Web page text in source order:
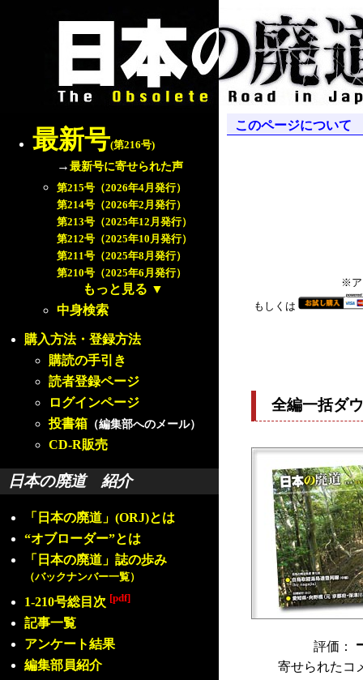
最新号(第216号)
→最新号に寄せられた声
第215号（2026年4月発行）
第214号（2026年2月発行）
第213号（2025年12月発行）
第212号（2025年10月発行）
第211号（2025年8月発行）
第210号（2025年6月発行）
もっと見る ▼
中身検索
購入方法・登録方法
購読の手引き
読者登録ページ
ログインページ
投書箱 （編集部へのメール）
CD-R販売
日本の廃道 紹介
「日本の廃道」(ORJ)とは
“オブローダー”とは
「日本の廃道」誌の歩み
（バックナンバー一覧）
1-210号総目次 [pdf]
記事一覧
アンケート結果
編集部員紹介
このページについて
※ア
もしくは
全編一括ダ
評価：
寄せられたコ